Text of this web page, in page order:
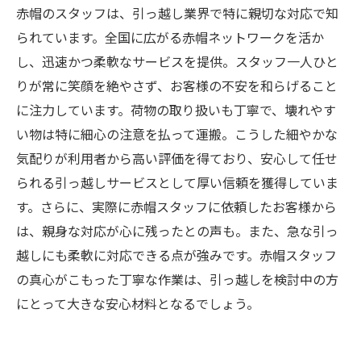
赤帽のスタッフは、引っ越し業界で特に親切な対応で知
られています。全国に広がる赤帽ネットワークを活か
し、迅速かつ柔軟なサービスを提供。スタッフ一人ひと
りが常に笑顔を絶やさず、お客様の不安を和らげること
に注力しています。荷物の取り扱いも丁寧で、壊れやす
い物は特に細心の注意を払って運搬。こうした細やかな
気配りが利用者から高い評価を得ており、安心して任せ
られる引っ越しサービスとして厚い信頼を獲得していま
す。さらに、実際に赤帽スタッフに依頼したお客様から
は、親身な対応が心に残ったとの声も。また、急な引っ
越しにも柔軟に対応できる点が強みです。赤帽スタッフ
の真心がこもった丁寧な作業は、引っ越しを検討中の方
にとって大きな安心材料となるでしょう。